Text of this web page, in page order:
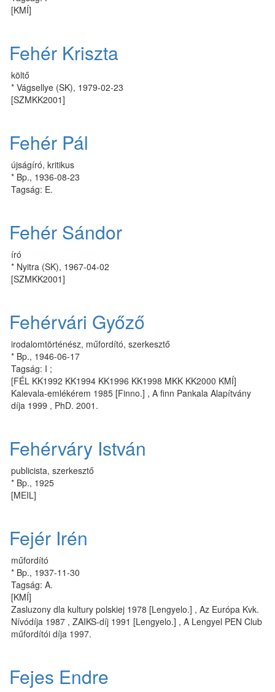
[KMÍ]
Fehér Kriszta
költő
* Vágsellye (SK), 1979-02-23
[SZMKK2001]
Fehér Pál
újságíró, kritikus
* Bp., 1936-08-23
Tagság: E.
Fehér Sándor
író
* Nyitra (SK), 1967-04-02
[SZMKK2001]
Fehérvári Győző
irodalomtörténész, műfordító, szerkesztő
* Bp., 1946-06-17
Tagság: I ;
[FÉL KK1992 KK1994 KK1996 KK1998 MKK KK2000 KMÍ]
Kalevala-emlékérem 1985 [Finno.] , A finn Pankala Alapítvány
díja 1999 , PhD. 2001.
Fehérváry István
publicista, szerkesztő
* Bp., 1925
[MEIL]
Fejér Irén
műfordító
* Bp., 1937-11-30
Tagság: A.
[KMÍ]
Zasluzony dla kultury polskiej 1978 [Lengyelo.] , Az Európa Kvk.
Nívódíja 1987 , ZAIKS-díj 1991 [Lengyelo.] , A Lengyel PEN Club
műfordítói díja 1997.
Fejes Endre